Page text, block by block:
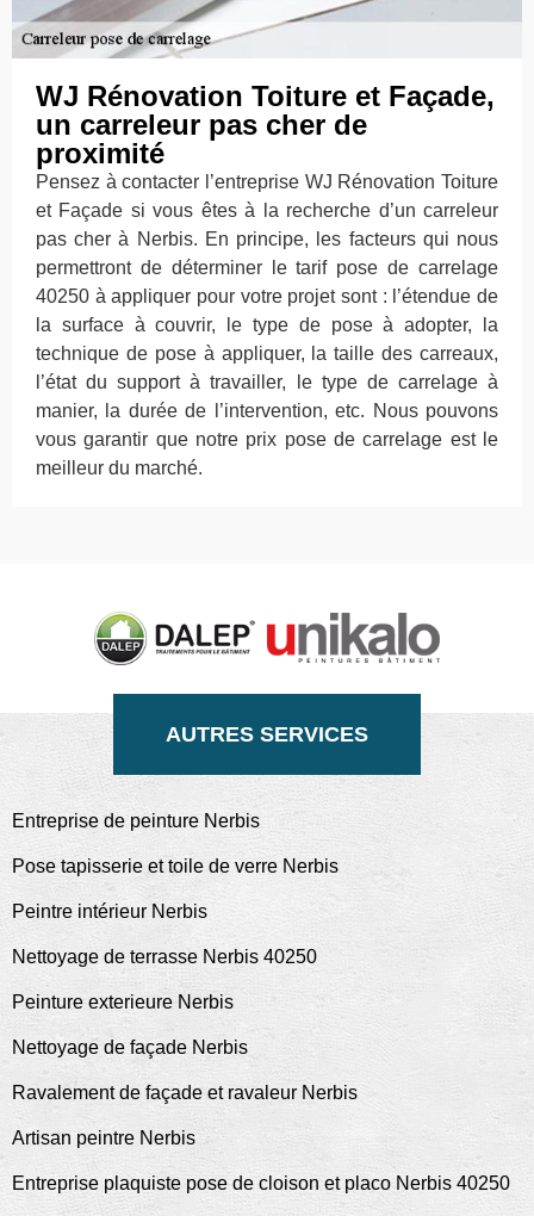
WJ Rénovation Toiture et Façade,
un carreleur pas cher de
proximité
Pensez à contacter l’entreprise WJ Rénovation Toiture
et Façade si vous êtes à la recherche d’un carreleur
pas cher à Nerbis. En principe, les facteurs qui nous
permettront de déterminer le tarif pose de carrelage
40250 à appliquer pour votre projet sont : l’étendue de
la surface à couvrir, le type de pose à adopter, la
technique de pose à appliquer, la taille des carreaux,
l’état du support à travailler, le type de carrelage à
manier, la durée de l’intervention, etc. Nous pouvons
vous garantir que notre prix pose de carrelage est le
meilleur du marché.
AUTRES SERVICES
Entreprise de peinture Nerbis
Pose tapisserie et toile de verre Nerbis
Peintre intérieur Nerbis
Nettoyage de terrasse Nerbis 40250
Peinture exterieure Nerbis
Nettoyage de façade Nerbis
Ravalement de façade et ravaleur Nerbis
Artisan peintre Nerbis
Entreprise plaquiste pose de cloison et placo Nerbis 40250